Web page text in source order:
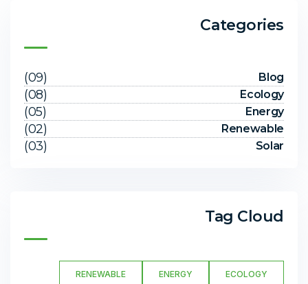
Categories
Blog
(09)
Ecology
(08)
Energy
(05)
Renewable
(02)
Solar
(03)
Tag Cloud
ECOLOGY
ENERGY
RENEWABLE